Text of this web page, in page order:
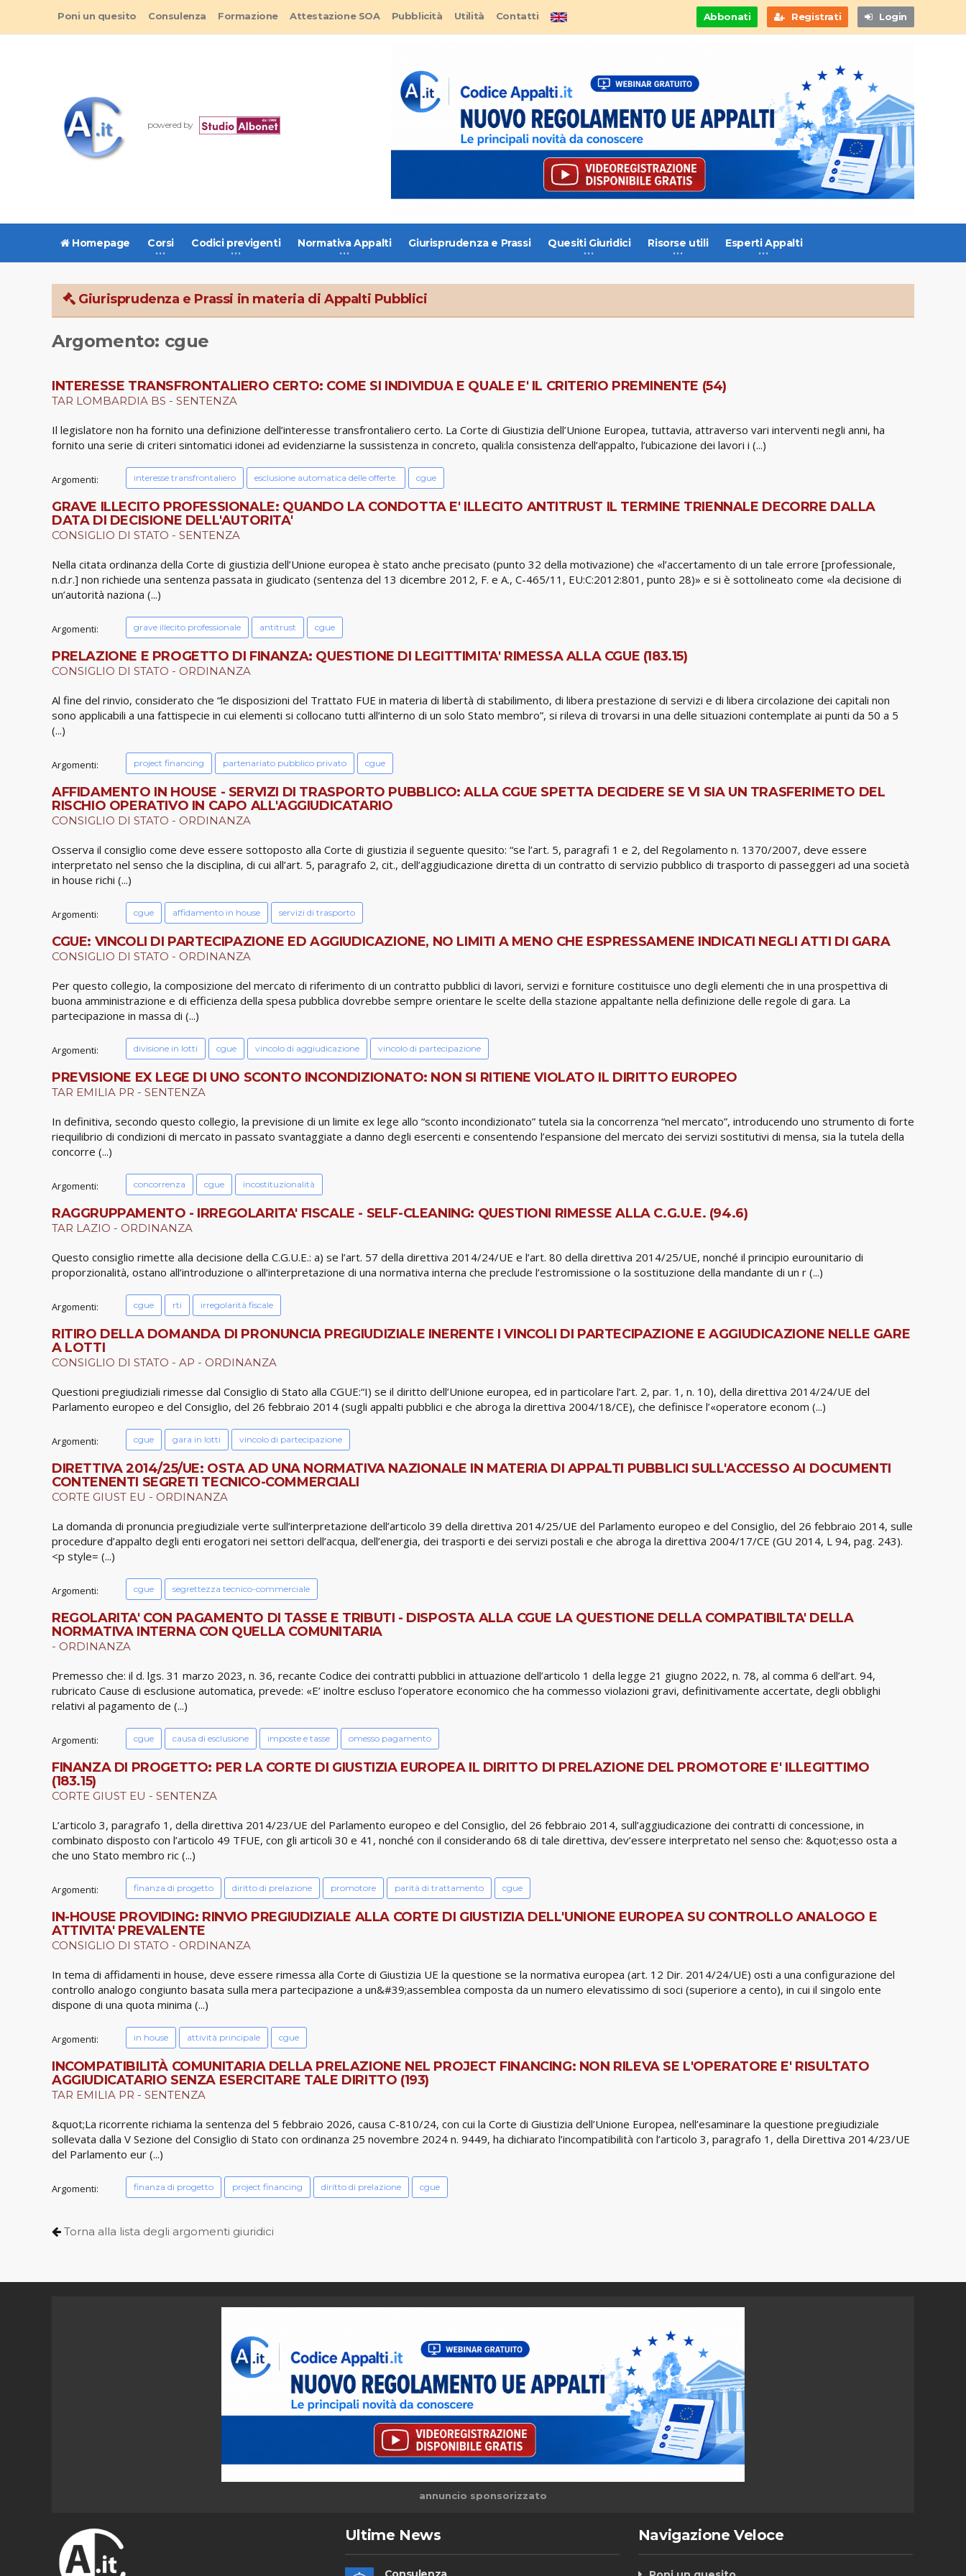
Abbonati Registrati Login
Poni un quesito Consulenza Formazione Attestazione SOA Pubblicità Utilità Contatti
powered by
Homepage Corsi Codici previgenti Normativa Appalti Giurisprudenza e Prassi Quesiti Giuridici Risorse utili Esperti Appalti
Giurisprudenza e Prassi in materia di Appalti Pubblici
Argomento: cgue
INTERESSE TRANSFRONTALIERO CERTO: COME SI INDIVIDUA E QUALE E' IL CRITERIO PREMINENTE (54)
TAR LOMBARDIA BS - SENTENZA
Il legislatore non ha fornito una definizione dell’interesse transfrontaliero certo. La Corte di Giustizia dell’Unione Europea, tuttavia, attraverso vari interventi negli anni, ha
fornito una serie di criteri sintomatici idonei ad evidenziarne la sussistenza in concreto, quali:la consistenza dell’appalto, l’ubicazione dei lavori i (...)
Argomenti: interesse transfrontaliero esclusione automatica delle offerte. cgue
GRAVE ILLECITO PROFESSIONALE: QUANDO LA CONDOTTA E' ILLECITO ANTITRUST IL TERMINE TRIENNALE DECORRE DALLA
DATA DI DECISIONE DELL'AUTORITA'
CONSIGLIO DI STATO - SENTENZA
Nella citata ordinanza della Corte di giustizia dell’Unione europea è stato anche precisato (punto 32 della motivazione) che «l’accertamento di un tale errore [professionale,
n.d.r.] non richiede una sentenza passata in giudicato (sentenza del 13 dicembre 2012, F. e A., C-465/11, EU:C:2012:801, punto 28)» e si è sottolineato come «la decisione di
un’autorità naziona (...)
Argomenti: grave illecito professionale antitrust cgue
PRELAZIONE E PROGETTO DI FINANZA: QUESTIONE DI LEGITTIMITA' RIMESSA ALLA CGUE (183.15)
CONSIGLIO DI STATO - ORDINANZA
Al fine del rinvio, considerato che “le disposizioni del Trattato FUE in materia di libertà di stabilimento, di libera prestazione di servizi e di libera circolazione dei capitali non
sono applicabili a una fattispecie in cui elementi si collocano tutti all’interno di un solo Stato membro”, si rileva di trovarsi in una delle situazioni contemplate ai punti da 50 a 5
(...)
Argomenti: project financing partenariato pubblico privato cgue
AFFIDAMENTO IN HOUSE - SERVIZI DI TRASPORTO PUBBLICO: ALLA CGUE SPETTA DECIDERE SE VI SIA UN TRASFERIMETO DEL
RISCHIO OPERATIVO IN CAPO ALL'AGGIUDICATARIO
CONSIGLIO DI STATO - ORDINANZA
Osserva il consiglio come deve essere sottoposto alla Corte di giustizia il seguente quesito: “se l’art. 5, paragrafi 1 e 2, del Regolamento n. 1370/2007, deve essere
interpretato nel senso che la disciplina, di cui all’art. 5, paragrafo 2, cit., dell’aggiudicazione diretta di un contratto di servizio pubblico di trasporto di passeggeri ad una società
in house richi (...)
Argomenti: cgue affidamento in house servizi di trasporto
CGUE: VINCOLI DI PARTECIPAZIONE ED AGGIUDICAZIONE, NO LIMITI A MENO CHE ESPRESSAMENE INDICATI NEGLI ATTI DI GARA
CONSIGLIO DI STATO - ORDINANZA
Per questo collegio, la composizione del mercato di riferimento di un contratto pubblici di lavori, servizi e forniture costituisce uno degli elementi che in una prospettiva di
buona amministrazione e di efficienza della spesa pubblica dovrebbe sempre orientare le scelte della stazione appaltante nella definizione delle regole di gara. La
partecipazione in massa di (...)
Argomenti: divisione in lotti cgue vincolo di aggiudicazione vincolo di partecipazione
PREVISIONE EX LEGE DI UNO SCONTO INCONDIZIONATO: NON SI RITIENE VIOLATO IL DIRITTO EUROPEO
TAR EMILIA PR - SENTENZA
In definitiva, secondo questo collegio, la previsione di un limite ex lege allo “sconto incondizionato” tutela sia la concorrenza “nel mercato”, introducendo uno strumento di forte
riequilibrio di condizioni di mercato in passato svantaggiate a danno degli esercenti e consentendo l’espansione del mercato dei servizi sostitutivi di mensa, sia la tutela della
concorre (...)
Argomenti: concorrenza cgue incostituzionalità
RAGGRUPPAMENTO - IRREGOLARITA' FISCALE - SELF-CLEANING: QUESTIONI RIMESSE ALLA C.G.U.E. (94.6)
TAR LAZIO - ORDINANZA
Questo consiglio rimette alla decisione della C.G.U.E.: a) se l’art. 57 della direttiva 2014/24/UE e l’art. 80 della direttiva 2014/25/UE, nonché il principio eurounitario di
proporzionalità, ostano all’introduzione o all’interpretazione di una normativa interna che preclude l’estromissione o la sostituzione della mandante di un r (...)
Argomenti: cgue rti irregolarità fiscale
RITIRO DELLA DOMANDA DI PRONUNCIA PREGIUDIZIALE INERENTE I VINCOLI DI PARTECIPAZIONE E AGGIUDICAZIONE NELLE GARE
A LOTTI
CONSIGLIO DI STATO - AP - ORDINANZA
Questioni pregiudiziali rimesse dal Consiglio di Stato alla CGUE:“I) se il diritto dell’Unione europea, ed in particolare l’art. 2, par. 1, n. 10), della direttiva 2014/24/UE del
Parlamento europeo e del Consiglio, del 26 febbraio 2014 (sugli appalti pubblici e che abroga la direttiva 2004/18/CE), che definisce l’«operatore econom (...)
Argomenti: cgue gara in lotti vincolo di partecipazione
DIRETTIVA 2014/25/UE: OSTA AD UNA NORMATIVA NAZIONALE IN MATERIA DI APPALTI PUBBLICI SULL'ACCESSO AI DOCUMENTI
CONTENENTI SEGRETI TECNICO-COMMERCIALI
CORTE GIUST EU - ORDINANZA
La domanda di pronuncia pregiudiziale verte sull’interpretazione dell’articolo 39 della direttiva 2014/25/UE del Parlamento europeo e del Consiglio, del 26 febbraio 2014, sulle
procedure d’appalto degli enti erogatori nei settori dell’acqua, dell’energia, dei trasporti e dei servizi postali e che abroga la direttiva 2004/17/CE (GU 2014, L 94, pag. 243).
<p style= (...)
Argomenti: cgue segrettezza tecnico-commerciale
REGOLARITA' CON PAGAMENTO DI TASSE E TRIBUTI - DISPOSTA ALLA CGUE LA QUESTIONE DELLA COMPATIBILTA' DELLA
NORMATIVA INTERNA CON QUELLA COMUNITARIA
- ORDINANZA
Premesso che: il d. lgs. 31 marzo 2023, n. 36, recante Codice dei contratti pubblici in attuazione dell’articolo 1 della legge 21 giugno 2022, n. 78, al comma 6 dell’art. 94,
rubricato Cause di esclusione automatica, prevede: «E’ inoltre escluso l’operatore economico che ha commesso violazioni gravi, definitivamente accertate, degli obblighi
relativi al pagamento de (...)
Argomenti: cgue causa di esclusione imposte e tasse omesso pagamento
FINANZA DI PROGETTO: PER LA CORTE DI GIUSTIZIA EUROPEA IL DIRITTO DI PRELAZIONE DEL PROMOTORE E' ILLEGITTIMO
(183.15)
CORTE GIUST EU - SENTENZA
L’articolo 3, paragrafo 1, della direttiva 2014/23/UE del Parlamento europeo e del Consiglio, del 26 febbraio 2014, sull’aggiudicazione dei contratti di concessione, in
combinato disposto con l’articolo 49 TFUE, con gli articoli 30 e 41, nonché con il considerando 68 di tale direttiva, dev’essere interpretato nel senso che: &quot;esso osta a
che uno Stato membro ric (...)
Argomenti: finanza di progetto diritto di prelazione promotore parità di trattamento cgue
IN-HOUSE PROVIDING: RINVIO PREGIUDIZIALE ALLA CORTE DI GIUSTIZIA DELL'UNIONE EUROPEA SU CONTROLLO ANALOGO E
ATTIVITA' PREVALENTE
CONSIGLIO DI STATO - ORDINANZA
In tema di affidamenti in house, deve essere rimessa alla Corte di Giustizia UE la questione se la normativa europea (art. 12 Dir. 2014/24/UE) osti a una configurazione del
controllo analogo congiunto basata sulla mera partecipazione a un&#39;assemblea composta da un numero elevatissimo di soci (superiore a cento), in cui il singolo ente
dispone di una quota minima (...)
Argomenti: in house attività principale cgue
INCOMPATIBILITÀ COMUNITARIA DELLA PRELAZIONE NEL PROJECT FINANCING: NON RILEVA SE L'OPERATORE E' RISULTATO
AGGIUDICATARIO SENZA ESERCITARE TALE DIRITTO (193)
TAR EMILIA PR - SENTENZA
&quot;La ricorrente richiama la sentenza del 5 febbraio 2026, causa C-810/24, con cui la Corte di Giustizia dell’Unione Europea, nell’esaminare la questione pregiudiziale
sollevata dalla V Sezione del Consiglio di Stato con ordinanza 25 novembre 2024 n. 9449, ha dichiarato l’incompatibilità con l’articolo 3, paragrafo 1, della Direttiva 2014/23/UE
del Parlamento eur (...)
Argomenti: finanza di progetto project financing diritto di prelazione cgue
Torna alla lista degli argomenti giuridici
annuncio sponsorizzato
Ultime News Navigazione Veloce